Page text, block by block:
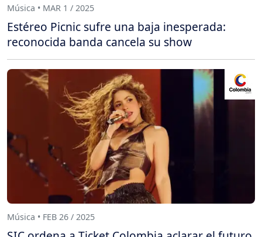
Música • MAR 1 / 2025
Estéreo Picnic sufre una baja inesperada:
reconocida banda cancela su show
Música • FEB 26 / 2025